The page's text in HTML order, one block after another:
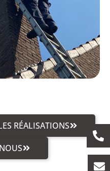
RÉALISATIONS